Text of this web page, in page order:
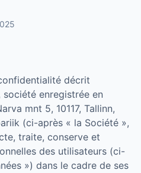
décrit
société enregistrée en
mnt 5, 10117, Tallinn,
(ci-après « la Société »,
traite, conserve et
des utilisateurs (ci-
») dans le cadre de ses